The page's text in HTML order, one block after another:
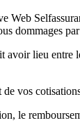
Web
dommages
avoir lieu entre
vos
le